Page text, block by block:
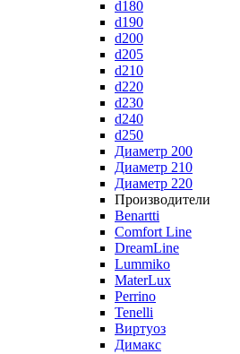
d180
d190
d200
d205
d210
d220
d230
d240
d250
Диаметр 200
Диаметр 210
Диаметр 220
Производители
Benartti
Comfort Line
DreamLine
Lummiko
MaterLux
Perrino
Tenelli
Виртуоз
Димакс